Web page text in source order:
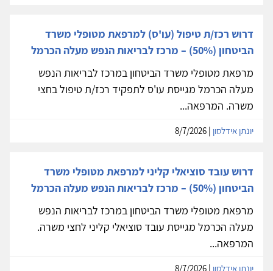
דרוש רכז/ת טיפול (עו'ס) למרפאת מטופלי משרד
הביטחון (50%) – מרכז לבריאות הנפש מעלה הכרמל
מרפאת מטופלי משרד הביטחון במרכז לבריאות הנפש
מעלה הכרמל מגייסת עו'ס לתפקיד רכז/ת טיפול בחצי
משרה. המרפאה...
יונתן אידלסון
דרוש עובד סוציאלי קליני למרפאת מטופלי משרד
הביטחון (50%) – מרכז לבריאות הנפש מעלה הכרמל
מרפאת מטופלי משרד הביטחון במרכז לבריאות הנפש
מעלה הכרמל מגייסת עובד סוציאלי קליני לחצי משרה.
המרפאה...
יונתן אידלסון